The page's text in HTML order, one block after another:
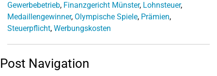
Gewerbebetrieb, Finanzgericht Münster, Lohnsteuer,
Medaillengewinner, Olympische Spiele, Prämien,
Steuerpflicht, Werbungskosten
Post Navigation